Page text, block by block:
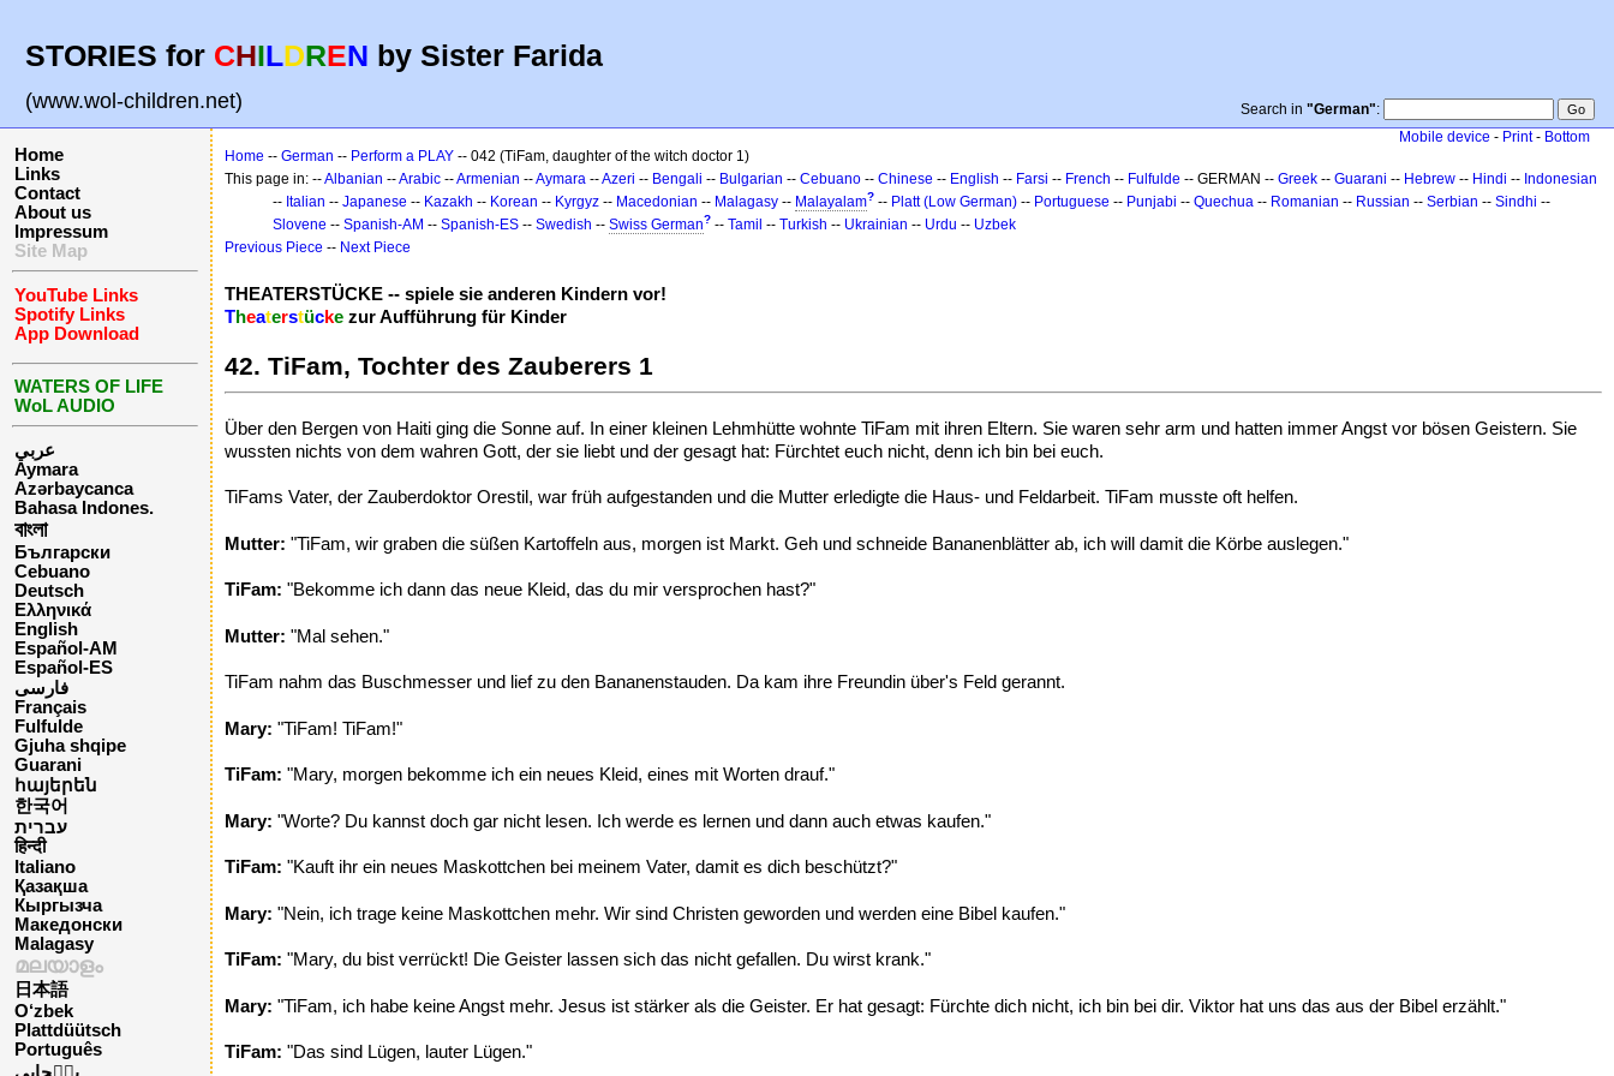
STORIES for CHILDREN by Sister Farida
(www.wol-children.net) Search in "German":
Home
Links
Contact
About us
Impressum
Site Map
YouTube Links
Spotify Links
App Download
WATERS OF LIFE
WoL AUDIO
عربي
Aymara
Azərbaycanca
Bahasa Indones.
বাংলা
Български
Cebuano
Deutsch
Ελληνικά
English
Español-AM
Español-ES
فارسی
Français
Fulfulde
Gjuha shqipe
Guarani
հայերեն
한국어
עברית
हिन्दी
Italiano
Қазақша
Кыргызча
Македонски
Malagasy
മലയാളം
日本語
O‘zbek
Plattdüütsch
Português
Mobile device - Print- Bottom
Home -- German -- Perform a PLAY -- 042 (TiFam, daughter of the witch doctor 1)
This page in: --Albanian --Arabic --Armenian --Aymara --Azeri -- Bengali -- Bulgarian -- Cebuano -- Chinese -- English -- Farsi -- French -- Fulfulde -- GERMAN -- Greek -- Guarani -- Hebrew -- Hindi -- Indonesian
-- Italian -- Japanese -- Kazakh -- Korean -- Kyrgyz -- Macedonian -- Malagasy -- Malayalam? -- Platt (Low German) -- Portuguese -- Punjabi -- Quechua -- Romanian -- Russian -- Serbian -- Sindhi --
Slovene -- Spanish-AM -- Spanish-ES -- Swedish -- Swiss German? -- Tamil -- Turkish -- Ukrainian -- Urdu -- Uzbek
Previous Piece -- Next Piece
THEATERSTÜCKE -- spiele sie anderen Kindern vor!
Theaterstücke zur Aufführung für Kinder
42. TiFam, Tochter des Zauberers 1
Über den Bergen von Haiti ging die Sonne auf. In einer kleinen Lehmhütte wohnte TiFam mit ihren Eltern. Sie waren sehr arm und hatten immer Angst vor bösen Geistern. Sie
wussten nichts von dem wahren Gott, der sie liebt und der gesagt hat: Fürchtet euch nicht, denn ich bin bei euch.
TiFams Vater, der Zauberdoktor Orestil, war früh aufgestanden und die Mutter erledigte die Haus- und Feldarbeit. TiFam musste oft helfen.
Mutter: "TiFam, wir graben die süßen Kartoffeln aus, morgen ist Markt. Geh und schneide Bananenblätter ab, ich will damit die Körbe auslegen."
TiFam: "Bekomme ich dann das neue Kleid, das du mir versprochen hast?"
Mutter: "Mal sehen."
TiFam nahm das Buschmesser und lief zu den Bananenstauden. Da kam ihre Freundin über's Feld gerannt.
Mary: "TiFam! TiFam!"
TiFam: "Mary, morgen bekomme ich ein neues Kleid, eines mit Worten drauf."
Mary: "Worte? Du kannst doch gar nicht lesen. Ich werde es lernen und dann auch etwas kaufen."
TiFam: "Kauft ihr ein neues Maskottchen bei meinem Vater, damit es dich beschützt?"
Mary: "Nein, ich trage keine Maskottchen mehr. Wir sind Christen geworden und werden eine Bibel kaufen."
TiFam: "Mary, du bist verrückt! Die Geister lassen sich das nicht gefallen. Du wirst krank."
Mary: "TiFam, ich habe keine Angst mehr. Jesus ist stärker als die Geister. Er hat gesagt: Fürchte dich nicht, ich bin bei dir. Viktor hat uns das aus der Bibel erzählt."
TiFam: "Das sind Lügen, lauter Lügen."